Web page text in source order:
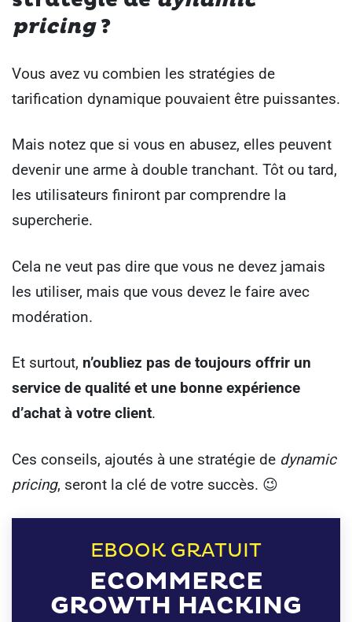
pricing?
Vous avez vu combien les stratégies de
tarification dynamique pouvaient être puissantes.
Mais notez que si vous en abusez, elles peuvent
devenir une arme à double tranchant. Tôt ou tard,
les utilisateurs finiront par comprendre la
supercherie.
Cela ne veut pas dire que vous ne devez jamais
les utiliser, mais que vous devez le faire avec
modération.
Et surtout, n’oubliez pas de toujours offrir un
service de qualité et une bonne expérience
d’achat à votre client.
Ces conseils, ajoutés à une stratégie de dynamic
pricing, seront la clé de votre succès. 😉
EBOOK GRATUIT
ECOMMERCE
GROWTH HACKING